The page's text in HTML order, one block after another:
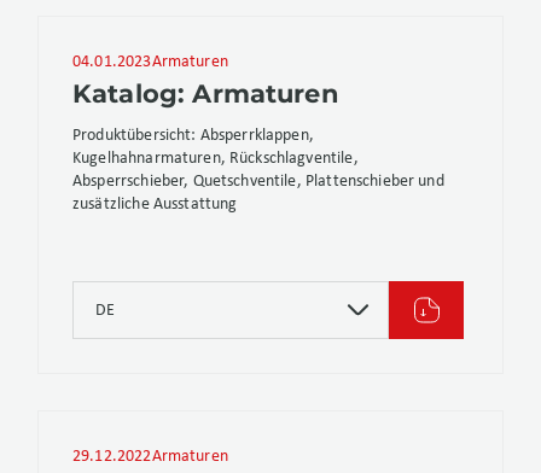
04.01.2023Armaturen
Katalog: Armaturen
Produktübersicht: Absperrklappen,
Kugelhahnarmaturen, Rückschlagventile,
Absperrschieber, Quetschventile, Plattenschieber und
zusätzliche Ausstattung
DE
29.12.2022Armaturen